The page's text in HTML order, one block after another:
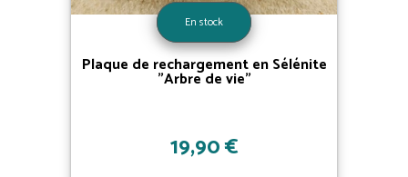
En stock
Plaque de rechargement en Sélénite
"Arbre de vie"
19,90 €